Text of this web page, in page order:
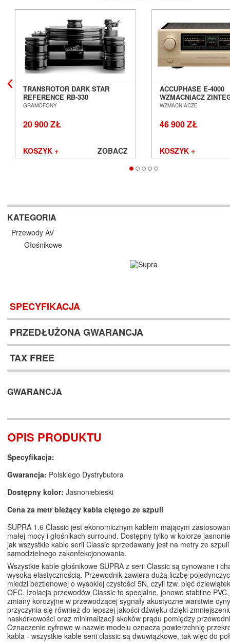
TRANSROTOR DARK STAR
REFERENCE RB-330
GRAMOFON ANALOGOWY
GRAMOFONY
20 900 ZŁ
KOSZYK + ZOBACZ
ACCUPHASE E-4000
WZMACNIACZ
SALON POZNAŃ
WZMACNIACZE
46 900 ZŁ
KOSZYK +
KATEGORIA
Przewody AV
Głośnikowe
SPECYFIKACJA
PRZEDŁUŻONA GWARANCJA
TAX FREE
GWARANCJA
OPIS PRODUKTU
Specyfikacja:
Gwarancja: Polskiego Dystrybutora
Dostępny kolor: Jasnoniebieski
Cena za metr bieżący kabla ciętego ze szpuli
SUPRA 1.6 Classic jest ekonomicznym kablem mającym
małej mocy i głośnikach surround. Dostępny tylko w kolorze
jak wszystkie kable serii Classic sprzedawany jest na metry ze
samodzielnego zakonfekcjonowania.
Wszystkie kable głośnikowe SUPRA z serii Classic są cynowane i
wysoką elastycznością. Przewodnik zawiera dużą liczbę
miedzi beztlenowej o wysokiej czystości 5N, czyli tzw. pięć
OFC. Izolacja przewodów Classic to specjalne, jonowo stabilne
zmiany korozyjne w przewodzącej sygnały akustyczne warstwie
przyczynia się również do lepszej jakości dźwięku dzięki
naskórkowości oraz minimalizacji skoków prądu pomiędzy
Oznaczenie cyfrowe w nazwie modelu oznacza powierzchnię
kabla - wszystkie kable serii classic są dwuwiązkowe, tak więc do